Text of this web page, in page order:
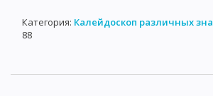
Категория: Калейдоскоп различных
88